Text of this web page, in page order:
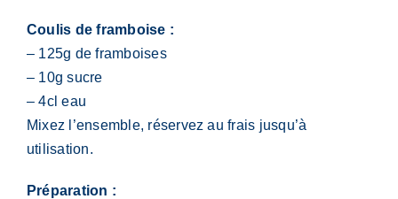
Coulis de framboise :
– 125g de framboises
– 10g sucre
– 4cl eau
Mixez l’ensemble, réservez au frais jusqu’à
utilisation.
Préparation :